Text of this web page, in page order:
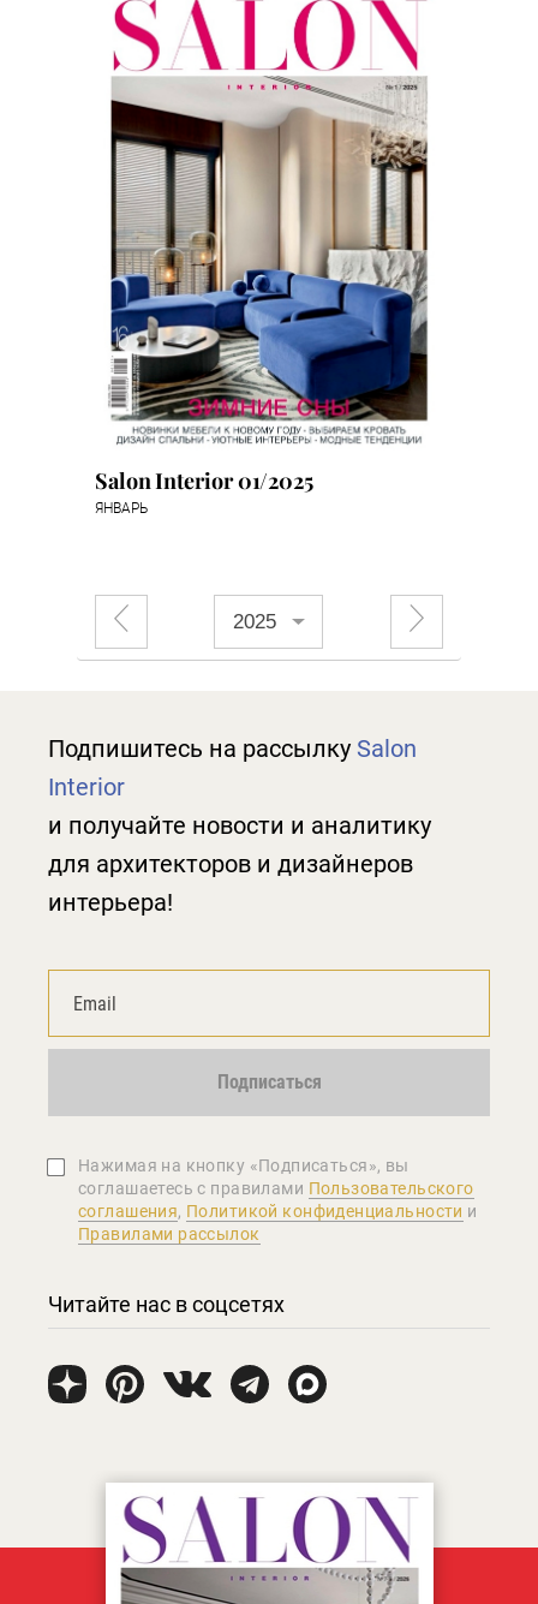
Salon Interior 01/2025
ЯНВАРЬ
2025
Подпишитесь на рассылку Salon
Interior
и получайте новости и аналитику
для архитекторов и дизайнеров
интерьера!
Подписаться
Нажимая на кнопку «Подписаться», вы
соглашаетеcь с правилами Пользовательского
соглашения, Политикой конфиденциальности и
Правилами рассылок
Читайте нас в соцсетях